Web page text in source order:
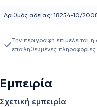
Αττικής ΚΑΤ, στο
ανάγκες, έχοντας
πρωταθλήματα στίβου,
πολυάριθμες συμμετοχές
συνέδρια, καθώς επίσης και
ημερίδες και σεμινάρια.
Αριθμός αδείας: 18254-10/
Την περιγραφή
επαληθευμένες πληροφορίες.
Εμπειρία
Σχετική εμπειρία